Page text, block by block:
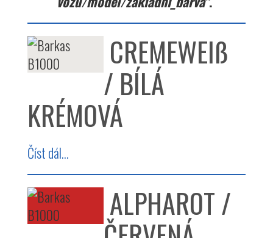
CREMEWEIß
/ BÍLÁ
KRÉMOVÁ
Číst dál...
ALPHAROT /